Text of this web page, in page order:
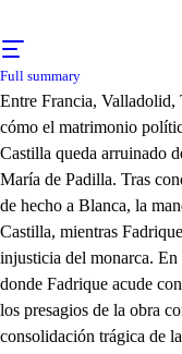
Full summary
Entre Francia, Valladolid,
cómo el matrimonio
Castilla queda arruinado
María de Padilla. Tras
de hecho a Blanca, la
Castilla, mientras
injusticia del monarca.
donde Fadrique acude
los presagios de la obra
consolidación trágica de